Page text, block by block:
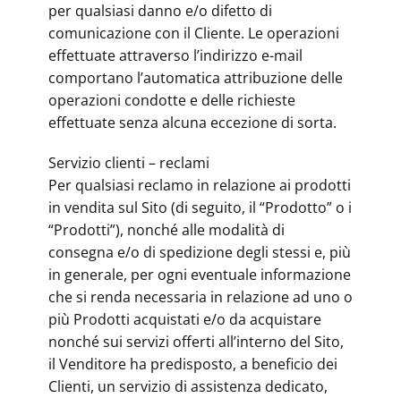
per qualsiasi danno e/o difetto di
comunicazione con il Cliente. Le operazioni
effettuate attraverso l’indirizzo e-mail
comportano l’automatica attribuzione delle
operazioni condotte e delle richieste
effettuate senza alcuna eccezione di sorta.
Servizio clienti – reclami
Per qualsiasi reclamo in relazione ai prodotti
in vendita sul Sito (di seguito, il “Prodotto” o i
“Prodotti”), nonché alle modalità di
consegna e/o di spedizione degli stessi e, più
in generale, per ogni eventuale informazione
che si renda necessaria in relazione ad uno o
più Prodotti acquistati e/o da acquistare
nonché sui servizi offerti all’interno del Sito,
il Venditore ha predisposto, a beneficio dei
Clienti, un servizio di assistenza dedicato,